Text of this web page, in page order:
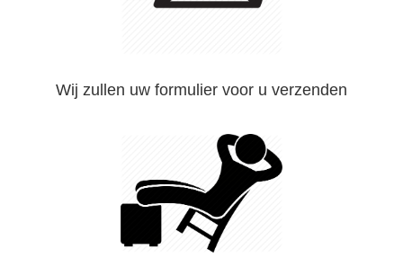
Wij zullen uw formulier voor u verzenden